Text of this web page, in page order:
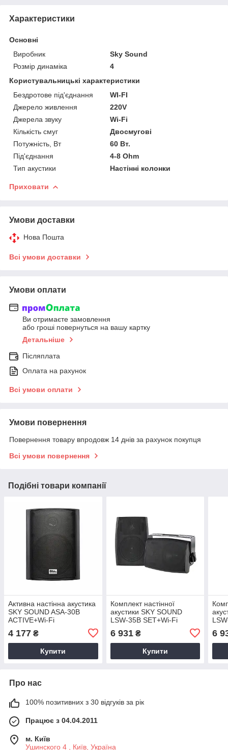
Характеристики
Основні
Виробник
Sky Sound
Розмір динаміка
4
Користувальницькі характеристики
Бездротове під'єднання
WI-FI
Джерело живлення
220V
Джерела звуку
Wi-Fi
Кількість смуг
Двосмугові
Потужність, Вт
60 Вт.
Під'єднання
4-8 Ohm
Тип акустики
Настінні колонки
Приховати
Умови доставки
Нова Пошта
Всі умови доставки
Умови оплати
Ви отримаєте замовлення
або гроші повернуться на вашу картку
Детальніше
Післяплата
Оплата на рахунок
Всі умови оплати
Умови повернення
Повернення товару впродовж 14 днів за рахунок покупця
Всі умови повернення
Подібні товари компанії
Активна настінна акустика
SKY SOUND ASA-30B
ACTIVE+Wi-Fi
4 177 ₴
Купити
Комплект настінної
акустики SKY SOUND
LSW-35B SET+Wi-Fi
6 931₴
Купити
6
Про нас
100% позитивних з 30 відгуків за рік
Працює з 04.04.2011
м. Київ
Ушинского 4 , Київ, Україна